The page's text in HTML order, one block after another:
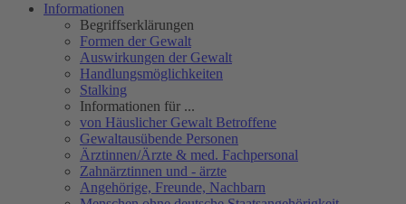
Informationen
Begriffserklärungen
Formen der Gewalt
Auswirkungen der Gewalt
Handlungsmöglichkeiten
Stalking
Informationen für ...
von Häuslicher Gewalt Betroffene
Gewaltausübende Personen
Ärztinnen/Ärzte & med. Fachpersonal
Zahnärztinnen und - ärzte
Angehörige, Freunde, Nachbarn